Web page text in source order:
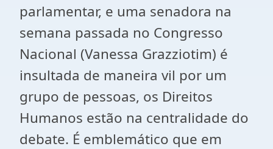
parlamentar, e uma senadora na
semana passada no Congresso
Nacional (Vanessa Grazziotim) é
insultada de maneira vil por um
grupo de pessoas, os Direitos
Humanos estão na centralidade do
debate. É emblemático que em